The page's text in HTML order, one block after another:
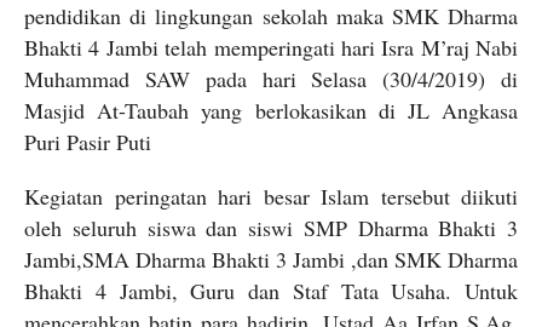
pendidikan di lingkungan sekolah maka SMK Dharma
Bhakti 4 Jambi telah memperingati hari Isra M’raj Nabi
Muhammad SAW pada hari Selasa (30/4/2019) di
Masjid At-Taubah yang berlokasikan di JL Angkasa
Puri Pasir Puti
Kegiatan peringatan hari besar Islam tersebut diikuti
oleh seluruh siswa dan siswi SMP Dharma Bhakti 3
Jambi,SMA Dharma Bhakti 3 Jambi ,dan SMK Dharma
Bhakti 4 Jambi, Guru dan Staf Tata Usaha. Untuk